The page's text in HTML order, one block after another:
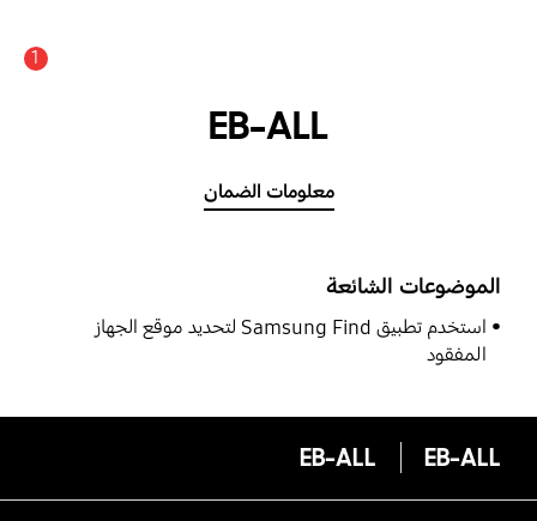
1
EB-ALL
معلومات الضمان
الموضوعات الشائعة
استخدم تطبيق Samsung Find لتحديد موقع الجهاز
المفقود
EB-ALL
EB-ALL